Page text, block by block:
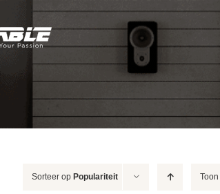
Sorteer op Populariteit Toon